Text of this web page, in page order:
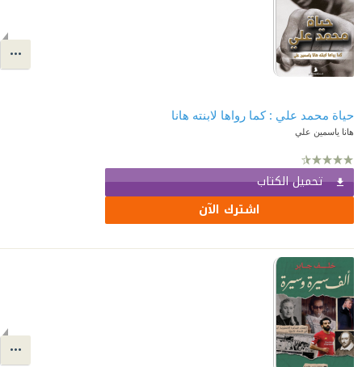
حياة محمد علي : كما رواها لابنته هانا
هانا ياسمين علي
تحميل الكتاب
اشترك الآن